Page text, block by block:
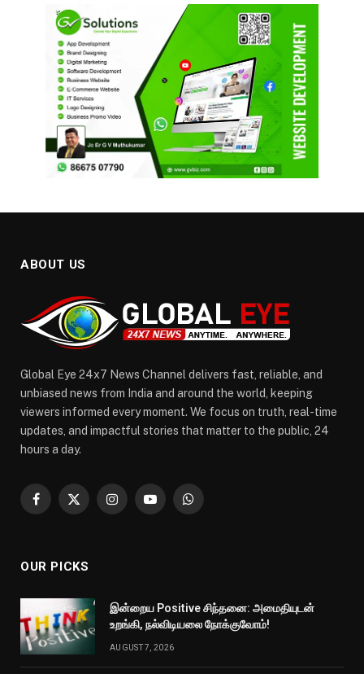
ABOUT US
Global Eye 24x7 News Channel delivers fast, reliable, and
unbiased news from India and around the world, keeping
viewers informed every moment. We focus on truth, real-time
updates, and impactful stories that matter to the public, 24
hours a day.
Facebook
X
InstagramYouTubeWhatsApp
OUR PICKS
இன்றைய Positive சிந்தனை: அமைதியுடன்
உறங்கி, நல்விடியலை நோக்குவோம்!
AUGUST 7, 2026